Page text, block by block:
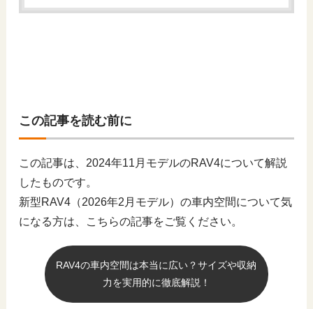
この記事を読む前に
この記事は、2024年11月モデルのRAV4について解説
したものです。
新型RAV4（2026年2月モデル）の車内空間について気
になる方は、こちらの記事をご覧ください。
RAV4の車内空間は本当に広い？サイズや収納
力を実用的に徹底解説！